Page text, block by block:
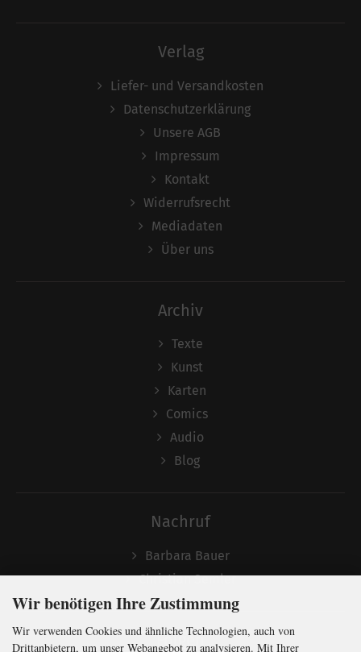
Verlag
Liefer- und Versandkosten
Datenschutzerklärung
Unsere AGB
Impressum
Kontakt
Widerrufsrecht
Mediadaten
Über uns
Archiv
Texte
Kunst
Karten
Comics
Audio
Blog
Nachruf
Barbara Bauer
Christian Semler
Folgen
Wir benötigen Ihre Zustimmung
Wir verwenden Cookies und ähnliche Technologien, auch von
Drittanbietern, um unser Webangebot zu analysieren. Mit Ihrer